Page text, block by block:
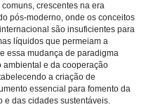
crescentes na era
pós-moderno, onde os conceitos
são insuficientes para
líquidos que permeiam a
essa mudança de paradigma
ambiental e da cooperação
a criação de
essencial para fomento da
e das cidades sustentáveis.